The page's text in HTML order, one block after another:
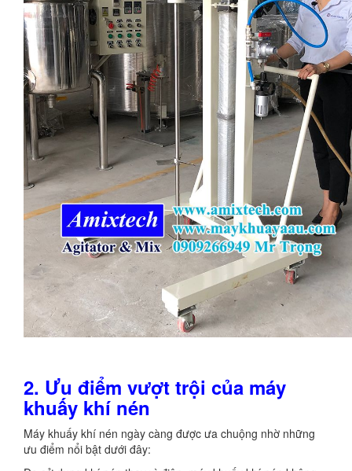
2. Ưu điểm vượt trội của máy
khuấy khí nén
Máy khuấy khí nén ngày càng được ưa chuộng nhờ những
ưu điểm nổi bật dưới đây: